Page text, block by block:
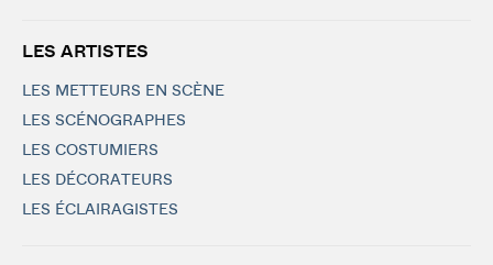
LES ARTISTES
LES METTEURS EN SCÈNE
LES SCÉNOGRAPHES
LES COSTUMIERS
LES DÉCORATEURS
LES ÉCLAIRAGISTES